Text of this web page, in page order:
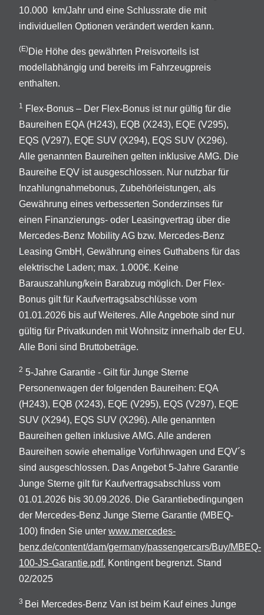
10.000 km/Jahr und eine Schlussrate die mit
individuellen Optionen verändert werden kann.
(E)Die Höhe des gewährten Preisvorteils ist
modellabhängig und bereits im Fahrzeugpreis
enthalten.
1
Flex-Bonus – Der Flex-Bonus ist nur gültig für die
Baureihen EQA (H243), EQB (X243), EQE (V295),
EQS (V297), EQE SUV (X294), EQS SUV (X296).
Alle genannten Baureihen gelten inklusive AMG. Die
Baureihe EQV ist ausgeschlossen. Nur nutzbar für
Inzahlungnahmebonus, Zubehörleistungen, als
Gewährung eines verbesserten Sonderzinses für
einen Finanzierungs- oder Leasingvertrag über die
Mercedes-Benz Mobility AG bzw. Mercedes-Benz
Leasing GmbH, Gewährung eines Guthabens für das
elektrische Laden; max. 1.000€. Keine
Barauszahlung/kein Barabzug möglich. Der Flex-
Bonus gilt für Kaufvertragsabschlüsse vom
01.01.2026 bis auf Weiteres. Alle Angebote sind nur
gültig für Privatkunden mit Wohnsitz innerhalb der EU.
Alle Boni sind Bruttobeträge.
2 5-Jahre Garantie - Gilt für Junge Sterne
Personenwagen der folgenden Baureihen: EQA
(H243), EQB (X243), EQE (V295), EQS (V297), EQE
SUV (X294), EQS SUV (X296). Alle genannten
Baureihen gelten inklusive AMG. Alle anderen
Baureihen sowie ehemalige Vorführwagen und EQV´s
sind ausgeschlossen. Das Angebot 5-Jahre Garantie
Junge Sterne gilt für Kaufvertragsabschluss vom
01.01.2026 bis 30.09.2026. Die Garantiebedingungen
der Mercedes-Benz Junge Sterne Garantie (MBEQ-
100) finden Sie unter www.mercedes-
benz.de/content/dam/germany/passengercars/Buy/MBEQ-
100-JS-Garantie.pdf. Kontingent begrenzt. Stand
02/2025
3 Bei Mercedes-Benz Van ist beim Kauf eines Junge